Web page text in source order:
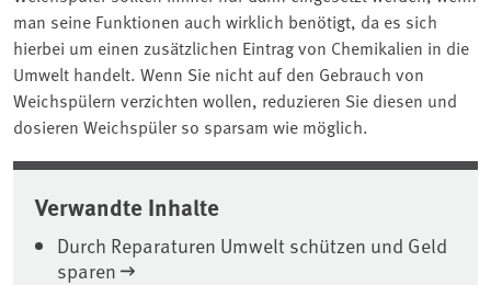
man seine Funktionen auch wirklich benötigt, da es sich
hierbei um einen zusätzlichen Eintrag von Chemikalien in die
Umwelt handelt. Wenn Sie nicht auf den Gebrauch von
Weichspülern verzichten wollen, reduzieren Sie diesen und
dosieren Weichspüler so sparsam wie möglich.
Verwandte Inhalte
Durch Reparaturen Umwelt schützen und Geld
sparen